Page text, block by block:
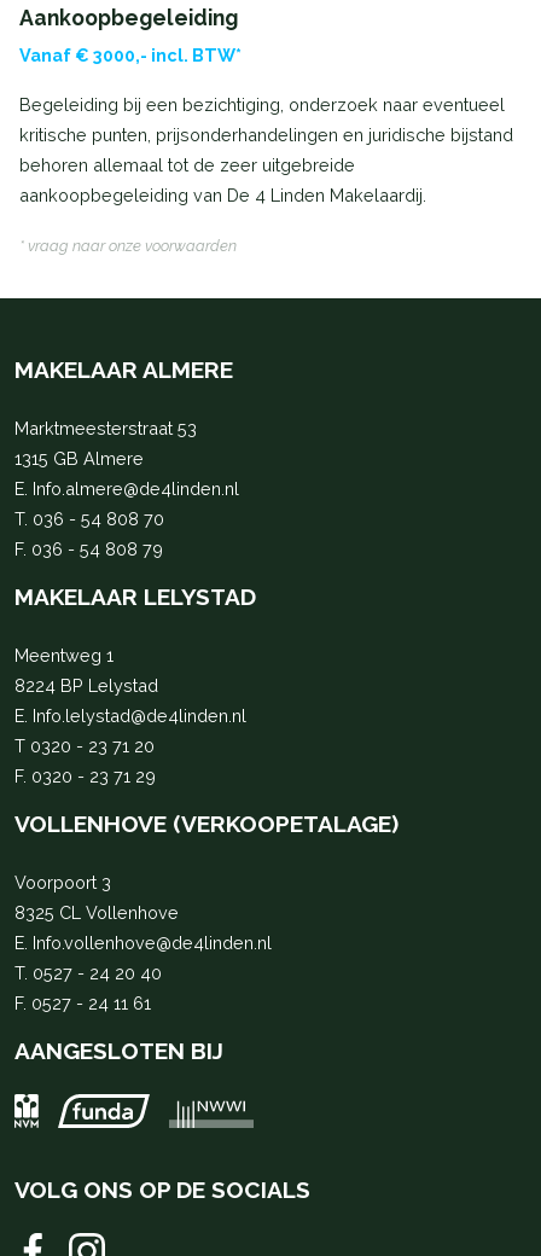
Aankoopbegeleiding
Vanaf € 3000,- incl. BTW*
Begeleiding bij een bezichtiging, onderzoek naar eventueel
kritische punten, prijsonderhandelingen en juridische bijstand
behoren allemaal tot de zeer uitgebreide
aankoopbegeleiding van De 4 Linden Makelaardij.
* vraag naar onze voorwaarden
MAKELAAR ALMERE
Marktmeesterstraat 53
1315 GB Almere
E. Info.almere@de4linden.nl
T. 036 - 54 808 70
F. 036 - 54 808 79
MAKELAAR LELYSTAD
Meentweg 1
8224 BP Lelystad
E. Info.lelystad@de4linden.nl
T 0320 - 23 71 20
F. 0320 - 23 71 29
VOLLENHOVE (VERKOOPETALAGE)
Voorpoort 3
8325 CL Vollenhove
E. Info.vollenhove@de4linden.nl
T. 0527 - 24 20 40
F. 0527 - 24 11 61
AANGESLOTEN BIJ
VOLG ONS OP DE SOCIALS